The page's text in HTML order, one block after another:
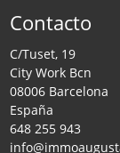
Contacto
C/Tuset, 19
City Work Bcn
08006 Barcelona
España
648 255 943